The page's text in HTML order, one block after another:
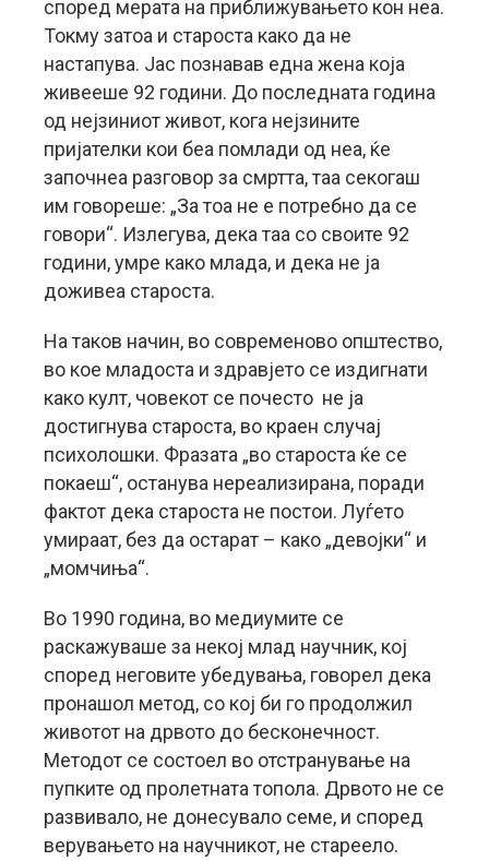
според мерата на приближувањето кон неа.
Токму затоа и староста како да не
настапува. Јас познавав една жена која
живееше 92 години. До последната година
од нејзиниот живот, кога нејзините
пријателки кои беа помлади од неа, ќе
започнеа разговор за смртта, таа секогаш
им говореше: „За тоа не е потребно да се
говори“. Излегува, дека таа со своите 92
години, умре како млада, и дека не ја
доживеа староста.
На таков начин, во современово општество,
во кое младоста и здравјето се издигнати
како култ, човекот се почесто не ја
достигнува староста, во краен случај
психолошки. Фразата „во староста ќе се
покаеш“, останува нереализирана, поради
фактот дека староста не постои. Луѓето
умираат, без да остарат – како „девојки“ и
„момчиња“.
Во 1990 година, во медиумите се
раскажуваше за некој млад научник, кој
според неговите убедувања, говорел дека
пронашол метод, со кој би го продолжил
животот на дрвото до бесконечност.
Методот се состоел во отстранување на
пупките од пролетната топола. Дрвото не се
развивало, не донесувало семе, и според
верувањето на научникот, не стареело.